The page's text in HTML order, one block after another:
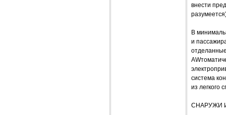
внести
В
и
система
из легкого
СНАРУЖИ